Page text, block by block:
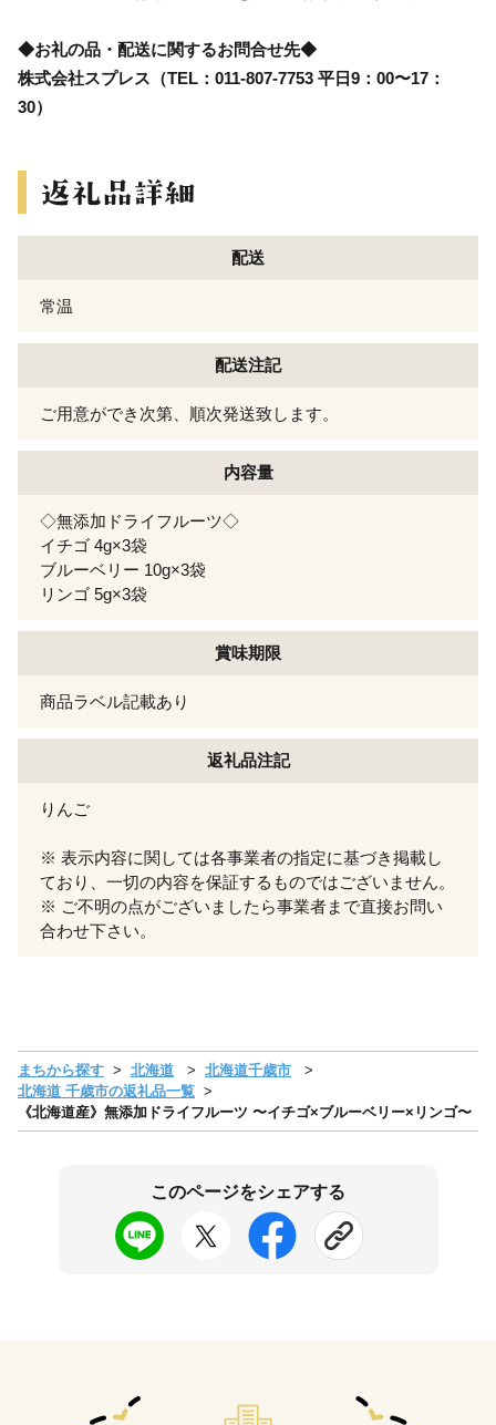
◆お礼の品・配送に関するお問合せ先◆
株式会社スプレス（TEL：011-807-7753 平日9：00〜17：
30）
配送
常温
配送注記
ご用意ができ次第、順次発送致します。
内容量
◇無添加ドライフルーツ◇
イチゴ 4g×3袋
ブルーベリー 10g×3袋
リンゴ 5g×3袋
賞味期限
商品ラベル記載あり
返礼品注記
りんご
※ 表示内容に関しては各事業者の指定に基づき掲載し
ており、一切の内容を保証するものではございません。
※ ご不明の点がございましたら事業者まで直接お問い
合わせ下さい。
まちから探す 北海道
北海道千歳市
北海道 千歳市の返礼品一覧
《北海道産》無添加ドライフルーツ 〜イチゴ×ブルーベリー×リンゴ〜
このページをシェアする